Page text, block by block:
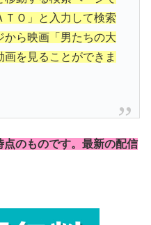
ＴＯ」と入力して検索
から映画「男たちの大
を見ることができま
のものです。最新の配信